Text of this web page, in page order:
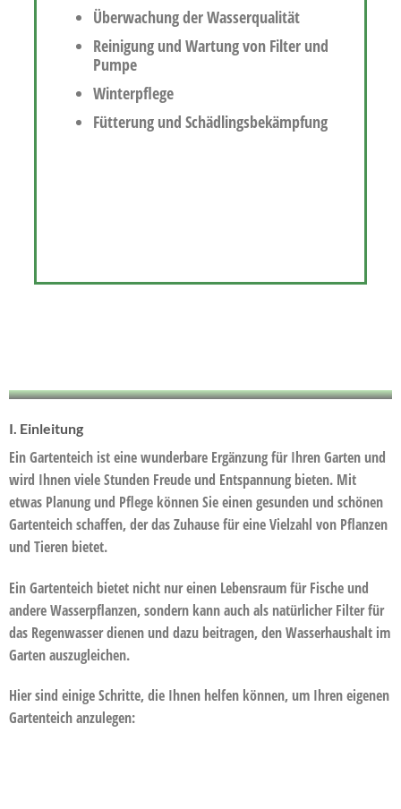
Überwachung der Wasserqualität
Reinigung und Wartung von Filter und
Pumpe
Winterpflege
Fütterung und Schädlingsbekämpfung
I. Einleitung
Ein Gartenteich ist eine wunderbare Ergänzung für Ihren Garten und
wird Ihnen viele Stunden Freude und Entspannung bieten. Mit
etwas Planung und Pflege können Sie einen gesunden und schönen
Gartenteich schaffen, der das Zuhause für eine Vielzahl von Pflanzen
und Tieren bietet.
Ein Gartenteich bietet nicht nur einen Lebensraum für Fische und
andere Wasserpflanzen, sondern kann auch als natürlicher Filter für
das Regenwasser dienen und dazu beitragen, den Wasserhaushalt im
Garten auszugleichen.
Hier sind einige Schritte, die Ihnen helfen können, um Ihren eigenen
Gartenteich anzulegen: